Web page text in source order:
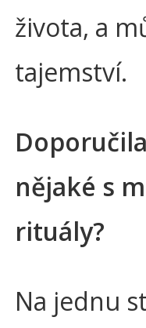
života, a
tajemství.
nějaké s
rituály?
Na jednu